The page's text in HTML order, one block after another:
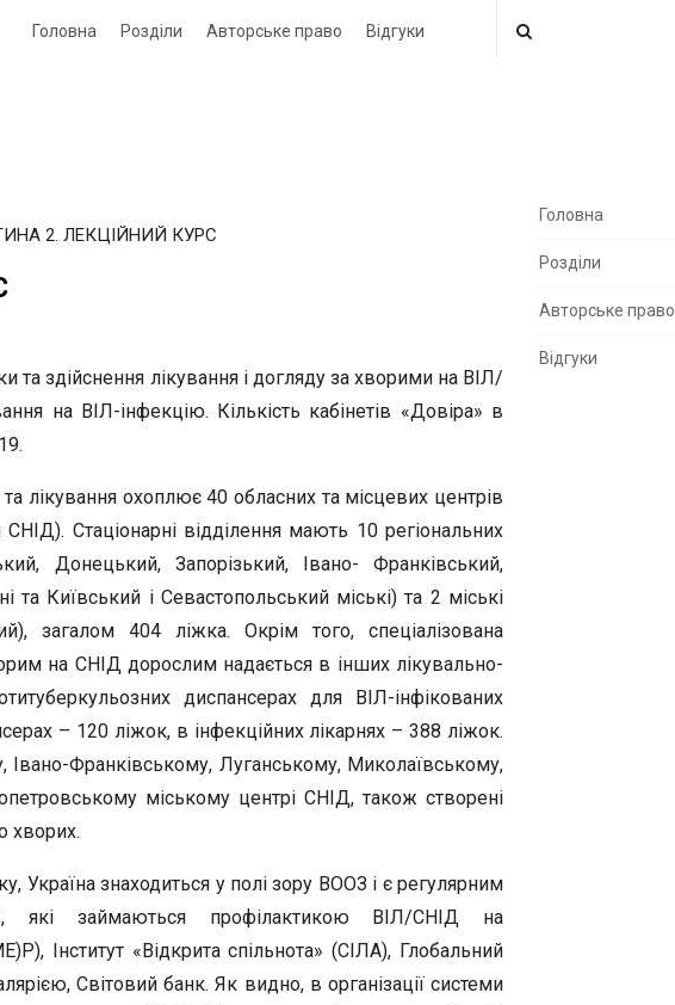
Головна Розділи Авторське право Відгуки
2. ЛЕКЦІЙНИЙ КУРС
здійснення лікування і догляду за хворими на ВІЛ/
на ВІЛ-інфекцію. Кількість кабінетів «Довіра» в
лікування охоплює 40 обласних та місцевих центрів
Стаціонарні відділення мають 10 регіональних
Донецький, Запорізький, Івано- Франківський,
Київський і Севастопольський міські) та 2 міські
загалом 404 ліжка. Окрім того, спеціалізована
на СНІД дорослим надається в інших лікувально-
диспансерах для ВІЛ-інфікованих
– 120 ліжок, в інфекційних лікарнях – 388 ліжок.
Франківському, Луганському, Миколаївському,
міському центрі СНІД, також створені
хворих.
Україна знаходиться у полі зору ВООЗ і є регулярним
які займаються профілактикою ВІЛ/СНІД на
Інститут «Відкрита спільнота» (СІЛА), Глобальний
Світовий банк. Як видно, в організації системи
S
e
S
Головна
Розділи
Авторське право
Відгуки